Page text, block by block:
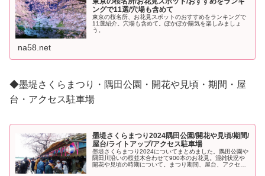
ングで11選/穴場も含めて
東京の桜名所、お花見スポットのおすすめをランキングで
11選紹介。穴場も含めて。ぽかぽか陽気を楽しみましょ
う。
na58.net
◆墨堤さくらまつり・隅田公園・開花や見頃・期間・屋
台・アクセス駐車場
墨堤さくらまつり2024隅田公園/開花や見頃/期間/
屋台/ライトアップ/アクセス駐車場
墨堤さくらまつり2024についてまとめました。隅田公園や
隅田川沿いの桜並木合わせて900本のお花見。混雑状況や
開花や見頃の時期について。まつり期間、屋台、アクセス